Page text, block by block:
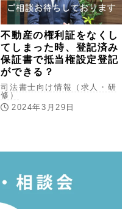
不動産の権利証をなくし
てしまった時、登記済み
保証書で抵当権設定登記
ができる？
司法書士向け情報（求人・研
修）
2024年3月29日